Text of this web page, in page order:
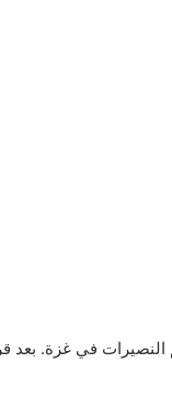
في غزة. بعد